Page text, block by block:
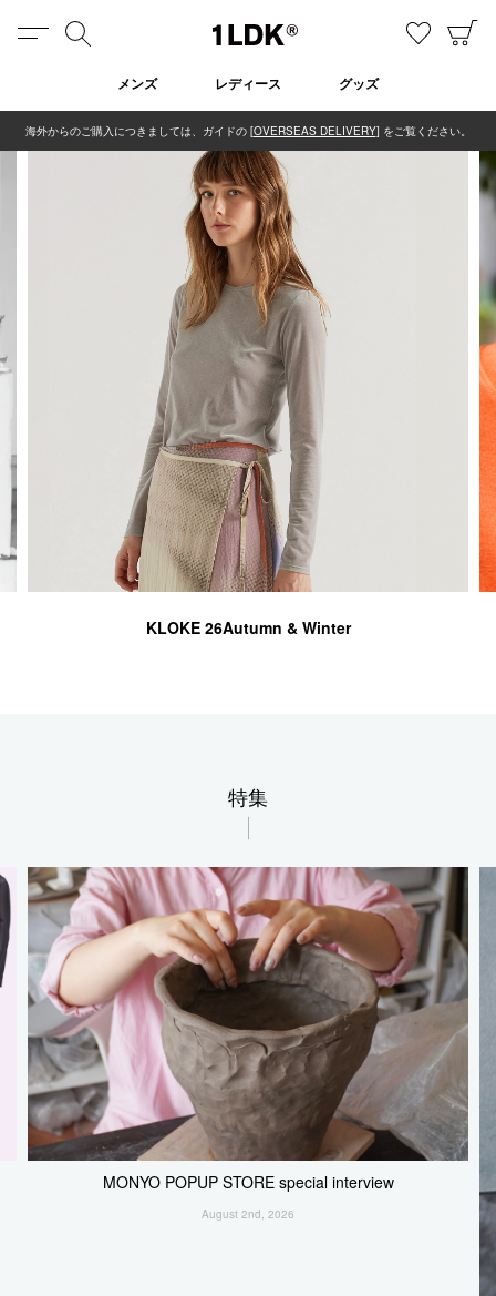
MENU お気に
メンズ レディース グッズ
全てのアイテム
限定
全てのブランド
UNIVERSAL PRODUCTS.
MY___
1LDK STAND
SEARCH
海外からのご購入につきましては、ガイドの [OVERSEAS DELIVERY] をご覧ください。
KLOKE 26Autumn & Winter
特集
MONYO POPUP STORE special interview
August 2nd, 2026